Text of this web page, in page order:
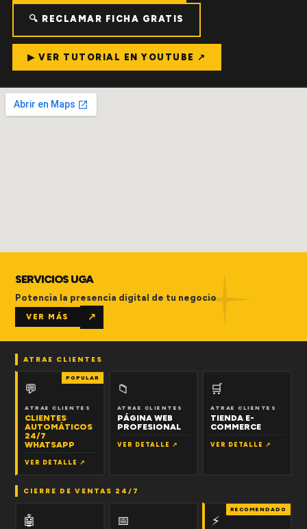
🔍 RECLAMAR FICHA GRATIS
▶ VER TUTORIAL EN YOUTUBE ↗
SERVICIOS UGA
Potencia la presencia digital de tu negocio
VER MÁS ↗
ATRAE CLIENTES
POPULAR
💬
ATRAE CLIENTES
CLIENTES
AUTOMÁTICOS
24/7
WHATSAPP
VER DETALLE ↗
📁
ATRAE CLIENTES
PÁGINA WEB
PROFESIONAL
VER DETALLE ↗
🛒
ATRAE CLIENTES
TIENDA E-
COMMERCE
VER DETALLE ↗
CIERRE DE VENTAS 24/7
🤖 📅
RECOMENDADO
⚡